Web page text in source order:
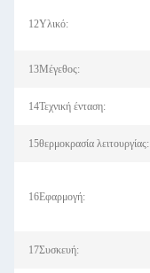
12Υλικό:
13Μέγεθος:
14Τεχνική ένταση:
15θερμοκρασία λειτουργίας:
16Εφαρμογή:
17Συσκευή: